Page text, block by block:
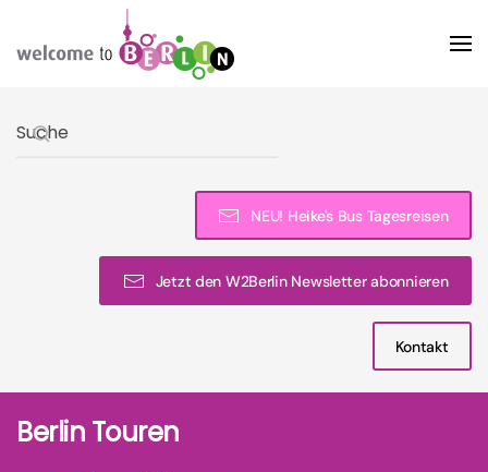
Skip to main content
NEU! Heike's Bus Tagesreisen
Jetzt den W2Berlin Newsletter abonnieren
Kontakt
Berlin Touren